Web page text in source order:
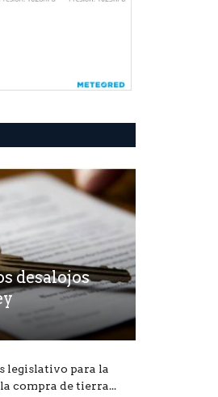
desalojos
legislativo para la
compra de tierra...